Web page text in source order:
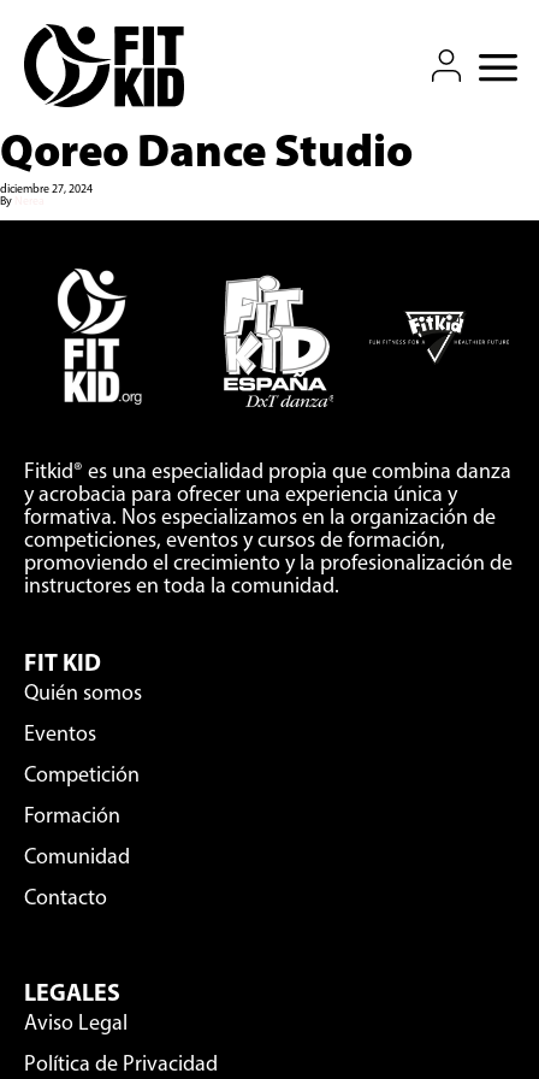
COMUNIDAD
TIENDA FITKID
CONTACTO
Qoreo Dance Studio
diciembre 27, 2024
By
Fitkid® es una especialidad propia que combina danza
y acrobacia para ofrecer una experiencia única y
formativa. Nos especializamos en la organización de
competiciones, eventos y cursos de formación,
promoviendo el crecimiento y la profesionalización de
instructores en toda la comunidad.
FIT KID
Quién somos
Eventos
Competición
Formación
Comunidad
Contacto
LEGALES
Aviso Legal
Política de Privacidad